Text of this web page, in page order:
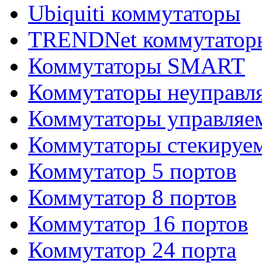
Ubiquiti коммутаторы
TRENDNet
Коммутаторы SMART
Коммутаторы
Коммутаторы
Коммутаторы
Коммутатор 5 портов
Коммутатор 8 портов
Коммутатор 16 портов
Коммутатор 24 порта